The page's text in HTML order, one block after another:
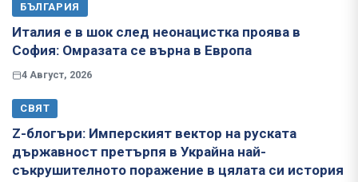
БЪЛГАРИЯ
Италия е в шок след неонацистка проява в
София: Омразата се върна в Европа
4 Август, 2026
СВЯТ
Z-блогъри: Имперският вектор на руската
държавност претърпя в Украйна най-
съкрушителното поражение в цялата си история